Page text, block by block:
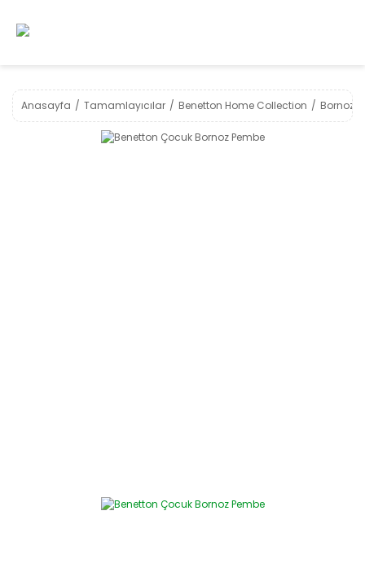
Anasayfa Tamamlayıcılar Benetton Home Collection Bornoz